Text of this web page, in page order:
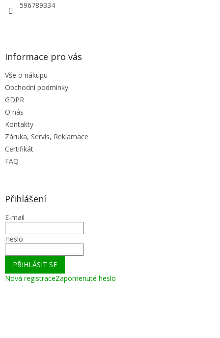
596789334
Informace pro vás
Vše o nákupu
Obchodní podmínky
GDPR
O nás
Kontakty
Záruka, Servis, Reklamace
Certifikát
FAQ
Přihlášení
E-mail
Heslo
PŘIHLÁSIT SE
Nová registraceZapomenuté heslo